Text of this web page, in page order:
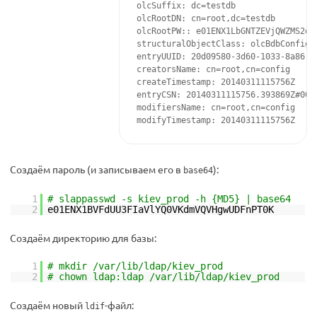
olcSuffix: dc=testdb
olcRootDN: cn=root,dc=testdb
olcRootPW::
structuralObjectClass: olcBdbConfig
entryUUID: 20d09580-3d60-1033-8a86-
creatorsName: cn=root,cn=config
createTimestamp: 20140311115756Z
entryCSN:
modifiersName: cn=root,cn=config
modifyTimestamp: 20140311115756Z
Создаём пароль (и записываем его в base64):
1
# slappasswd -s kiev_prod -h {MD5} | base64
2
e01ENX1BVFdUU3FIaVlYQ0VKdmVQVHgwUDFnPT0K
Создаём директорию для базы:
1
# mkdir /var/lib/ldap/kiev_prod
2
# chown ldap:ldap /var/lib/ldap/kiev_prod
Создаём новый ldif-файл: